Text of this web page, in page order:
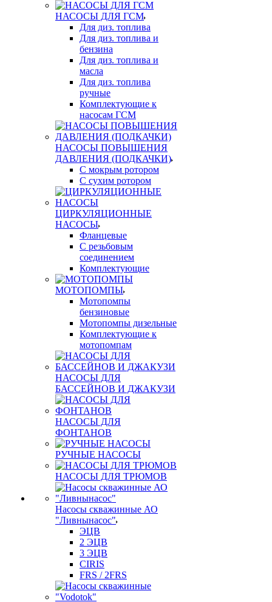
НАСОСЫ ДЛЯ ГСМ
Для диз. топлива
Для диз. топлива и
бензина
Для диз. топлива и
масла
Для диз. топлива
ручные
Комплектующие к
насосам ГСМ
НАСОСЫ ПОВЫШЕНИЯ
ДАВЛЕНИЯ (ПОДКАЧКИ)
С мокрым ротором
С сухим ротором
ЦИРКУЛЯЦИОННЫЕ
НАСОСЫ
Фланцевые
С резьбовым
соединением
Комплектующие
МОТОПОМПЫ
Мотопомпы
бензиновые
Мотопомпы дизельные
Комплектующие к
мотопомпам
НАСОСЫ ДЛЯ
БАССЕЙНОВ И ДЖАКУЗИ
НАСОСЫ ДЛЯ
ФОНТАНОВ
РУЧНЫЕ НАСОСЫ
НАСОСЫ ДЛЯ ТРЮМОВ
Насосы скважинные АО
"Ливнынасос"
ЭЦВ
2 ЭЦВ
3 ЭЦВ
CIRIS
FRS / 2FRS